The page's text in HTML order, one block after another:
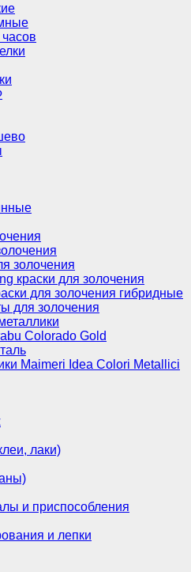
золочения
краски для золочения
для золочения гибридные
для золочения
Colorado Gold
Maimeri Idea Colori Metallici
лаки)
и приспособления
и лепки